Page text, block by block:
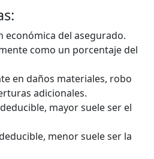
económica del asegurado.
como un porcentaje del
en daños materiales, robo
adicionales.
mayor suele ser el
menor suele ser la